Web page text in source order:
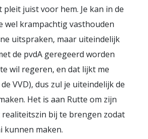
juist voor hem. Je kan in de
wel krampachtig vasthouden
uitspraken, maar uiteindelijk
de pvdA geregeerd worden
wil regeren, en dat lijkt me
VVD), dus zul je uiteindelijk de
Het is aan Rutte om zijn
bij te brengen zodat
kunnen maken.